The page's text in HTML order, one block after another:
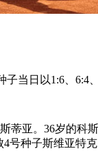
当日以1:6、
蒂亚。36岁的
号种子斯维亚特克